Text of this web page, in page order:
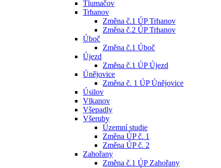
Tlumačov
Trhanov
Změna č.1 ÚP Trhanov
Změna č.2 ÚP Trhanov
Úboč
Změna č.1 Úboč
Újezd
Změna č.1 ÚP Újezd
Únějovice
Změna č. 1 ÚP Únějovice
Úsilov
Vlkanov
Všepadly
Všeruby
Územní studie
Změna ÚP č. 1
Změna ÚP č. 2
Zahořany
Změna č.1 ÚP Zahořany